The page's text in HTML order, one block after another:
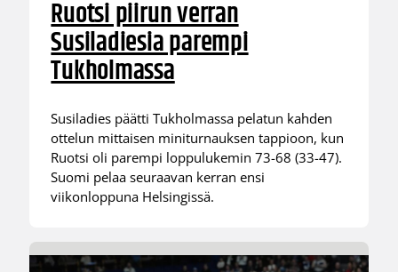
Ruotsi piirun verran
Susiladiesia parempi
Tukholmassa
Susiladies päätti Tukholmassa pelatun kahden
ottelun mittaisen miniturnauksen tappioon, kun
Ruotsi oli parempi loppulukemin 73-68 (33-47).
Suomi pelaa seuraavan kerran ensi
viikonloppuna Helsingissä.